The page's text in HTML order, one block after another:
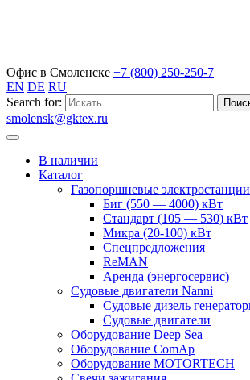
Офис в Смоленске +7 (800) 250-250-7
EN DE RU
Search for:
smolensk@gktex.ru
В наличии
Каталог
Газопоршневые электростанции
Биг (550 — 4000) кВт
Стандарт (105 — 530) кВт
Микра (20-100) кВт
Спецпредложения
ReMAN
Аренда (энергосервис)
Судовые двигатели Nanni
Судовые дизель
Судовые двигатели
Оборудование Deep Sea
Оборудование ComAp
Оборудование MOTORTECH